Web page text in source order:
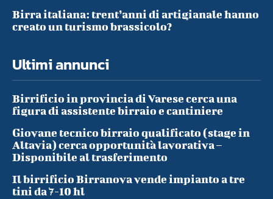
Birra italiana: trent’anni di artigianale hanno
creato un turismo brassicolo?
Ultimi annunci
Birrificio in provincia di Varese cerca una
figura di assistente birraio e cantiniere
Giovane tecnico birraio qualificato (stage in
Altavia) cerca opportunità lavorativa –
Disponibile al trasferimento
Il birrificio Birranova vende impianto a tre
tini da 7-10 hl